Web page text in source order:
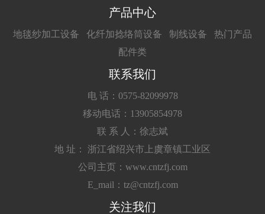
产品中心
地毯纱加工设备 化纤加捻络筒设备 制线设备
热门产品
配件类
联系我们
电 话：0575-82099978
移动电话：13905854978
联 系 人：徐志斌
地 址： 浙江省绍兴市上虞章镇工业区
公司主页：www.cntzfj.com
E_mail：tz@cntzfj.com
关注我们